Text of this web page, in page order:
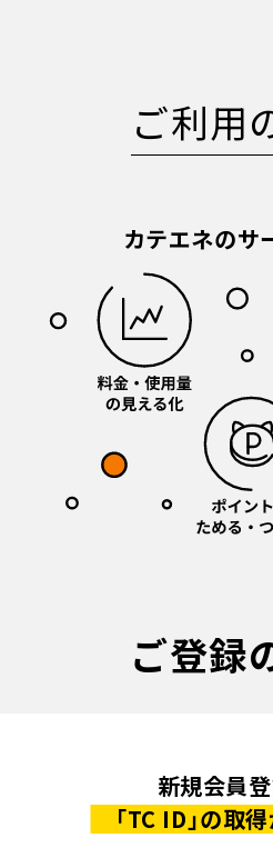
ご利用
カテエネのサ
ご登録
新規会員
「TC ID」の取